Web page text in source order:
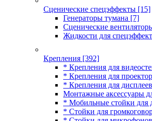
Сценические спецэффекты [15]
Генераторы тумана [7]
Сценические
Жидкости для
Крепления [392]
* Крепления для
* Крепления для
* Крепления для
Монтажные аксессуары
* Мобильные стойки для
* Стойки для